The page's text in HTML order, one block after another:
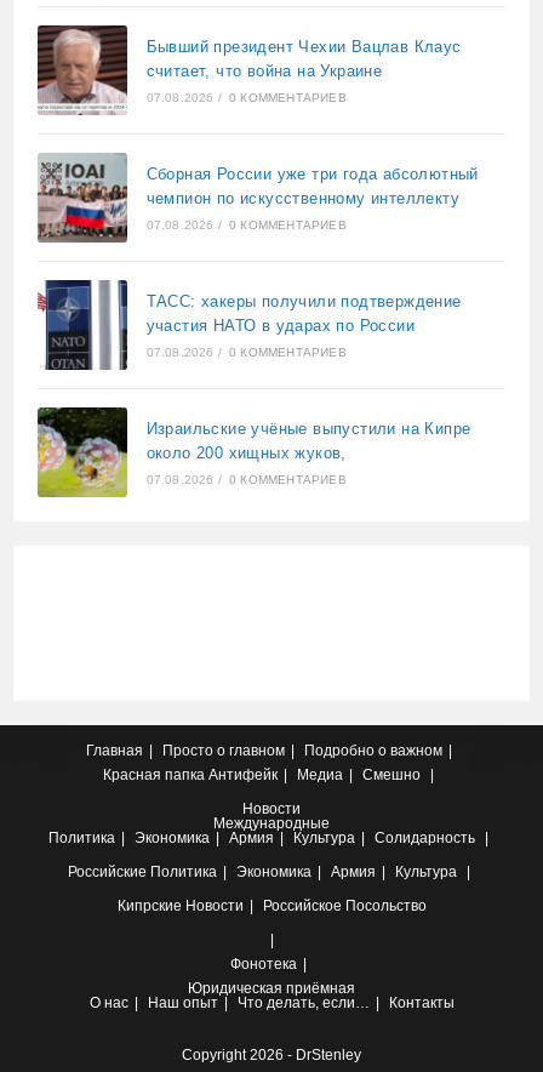
Бывший президент Чехии Вацлав Клаус
считает, что война на Украине
07.08.2026 / 0 КОММЕНТАРИЕВ
Сборная России уже три года абсолютный
чемпион по искусственному интеллекту
07.08.2026 / 0 КОММЕНТАРИЕВ
ТАСС: хакеры получили подтверждение
участия НАТО в ударах по России
07.08.2026 / 0 КОММЕНТАРИЕВ
Израильские учёные выпустили на Кипре
около 200 хищных жуков,
07.08.2026 / 0 КОММЕНТАРИЕВ
Главная Просто о главном
Подробно о важном
Красная папка Антифейк Медиа
Смешно
Новости
Международные
Политика
Экономика Армия Культура
Солидарность
Российские Политика Экономика Армия
Культура
Кипрские Новости Российское Посольство
Фонотека
Юридическая приёмная
О нас
Наш опыт Что делать, если… Контакты
Copyright 2026 - DrStenley